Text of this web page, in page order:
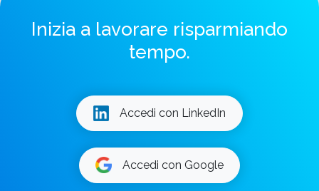
Inizia a lavorare risparmiando
tempo.
Accedi con LinkedIn
Accedi con Google